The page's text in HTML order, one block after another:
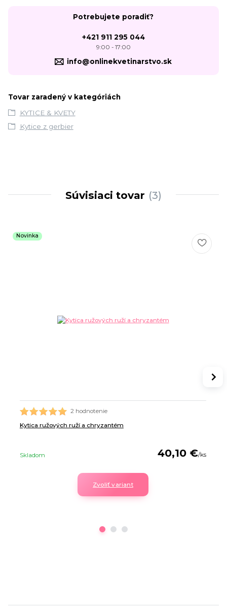
Potrebujete poradiť?
+421 911 295 044
9:00 - 17:00
info@onlinekvetinarstvo.sk
Tovar zaradený v kategóriách
KYTICE & KVETY
Kytice z gerbier
Súvisiaci tovar 3
Novinka
2 hodnotenie
Kytica ružových ruží a chryzantém
40,10 €/ks
Skladom
Zvoliť variant